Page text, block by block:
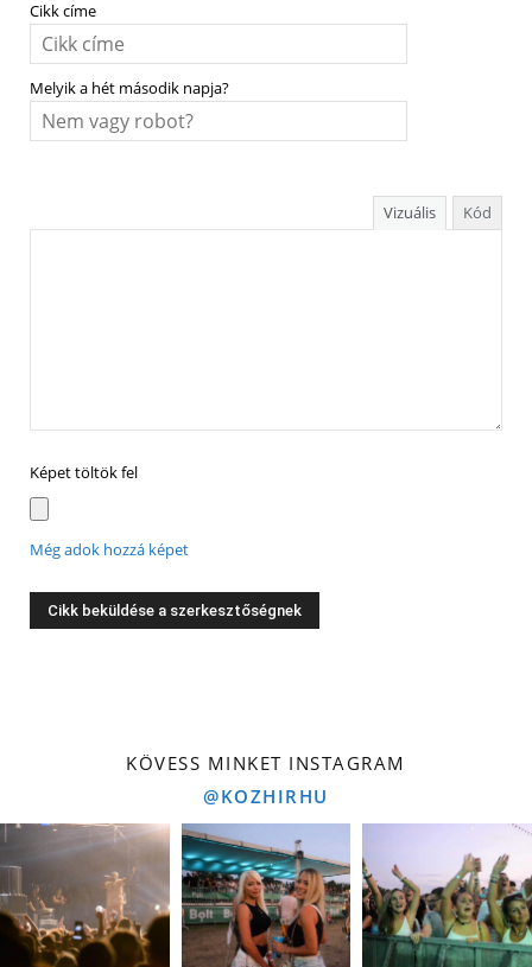
Cikk címe
Melyik a hét második napja?
Vizuális Kód
Képet töltök fel
Még adok hozzá képet
KÖVESS MINKET INSTAGRAM
@KOZHIRHU